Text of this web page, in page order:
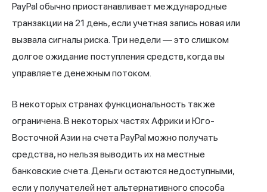
PayPal обычно приостанавливает международные
транзакции на 21 день, если учетная запись новая или
вызвала сигналы риска. Три недели — это слишком
долгое ожидание поступления средств, когда вы
управляете денежным потоком.
В некоторых странах функциональность также
ограничена. В некоторых частях Африки и Юго-
Восточной Азии на счета PayPal можно получать
средства, но нельзя выводить их на местные
банковские счета. Деньги остаются недоступными,
если у получателей нет альтернативного способа